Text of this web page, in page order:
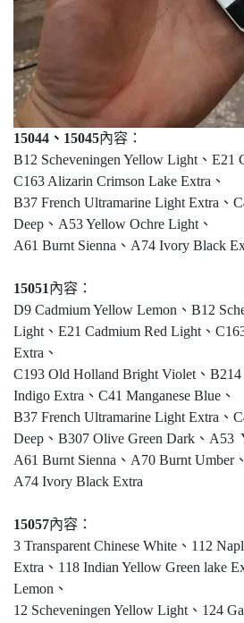
15044、15045內容：
B12 Scheveningen Yellow Light、E21
C163 Alizarin Crimson Lake Extra、
B37 French Ultramarine Light Extra、
Deep、A53 Yellow Ochre Light、
A61 Burnt Sienna、A74 Ivory Black
15051內容：
D9 Cadmium Yellow Lemon、B12
Light、E21 Cadmium Red Light、
Extra、
C193 Old Holland Bright Violet、B214
Indigo Extra、C41 Manganese Blue、
B37 French Ultramarine Light Extra、
Deep、B307 Olive Green Dark、A53
A61 Burnt Sienna、A70 Burnt Umber
A74 Ivory Black Extra
15057內容：
3 Transparent Chinese White、112
Extra、118 Indian Yellow Green lake
Lemon、
12 Scheveningen Yellow Light、124